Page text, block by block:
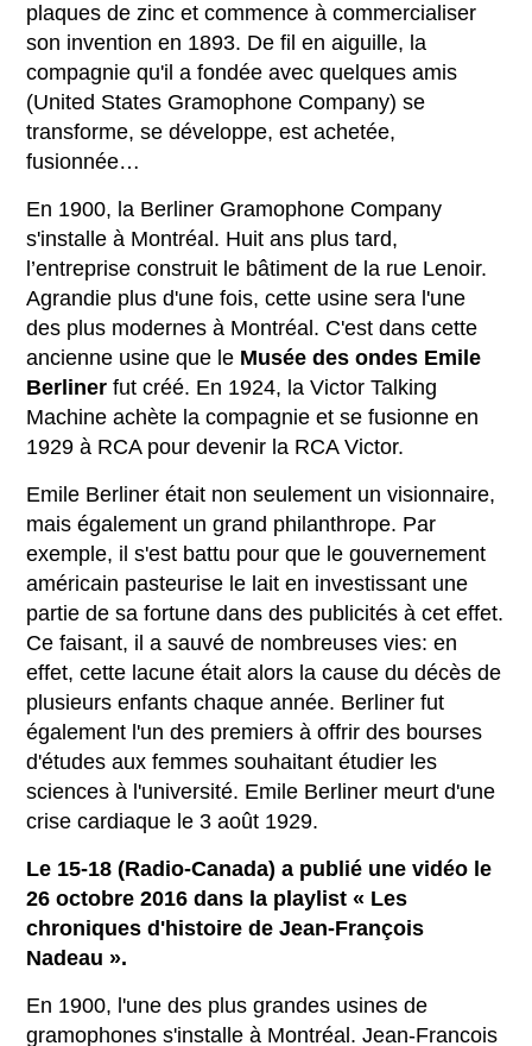
plaques de zinc et commence à commercialiser
son invention en 1893. De fil en aiguille, la
compagnie qu'il a fondée avec quelques amis
(United States Gramophone Company) se
transforme, se développe, est achetée,
fusionnée…
En 1900, la Berliner Gramophone Company
s'installe à Montréal. Huit ans plus tard,
l’entreprise construit le bâtiment de la rue Lenoir.
Agrandie plus d'une fois, cette usine sera l'une
des plus modernes à Montréal. C'est dans cette
ancienne usine que le Musée des ondes Emile
Berliner fut créé. En 1924, la Victor Talking
Machine achète la compagnie et se fusionne en
1929 à RCA pour devenir la RCA Victor.
Emile Berliner était non seulement un visionnaire,
mais également un grand philanthrope. Par
exemple, il s'est battu pour que le gouvernement
américain pasteurise le lait en investissant une
partie de sa fortune dans des publicités à cet effet.
Ce faisant, il a sauvé de nombreuses vies: en
effet, cette lacune était alors la cause du décès de
plusieurs enfants chaque année. Berliner fut
également l'un des premiers à offrir des bourses
d'études aux femmes souhaitant étudier les
sciences à l'université. Emile Berliner meurt d'une
crise cardiaque le 3 août 1929.
Le 15-18 (Radio-Canada) a publié une vidéo le
26 octobre 2016 dans la playlist « Les
chroniques d'histoire de Jean-François
Nadeau ».
En 1900, l'une des plus grandes usines de
gramophones s'installe à Montréal. Jean-Francois